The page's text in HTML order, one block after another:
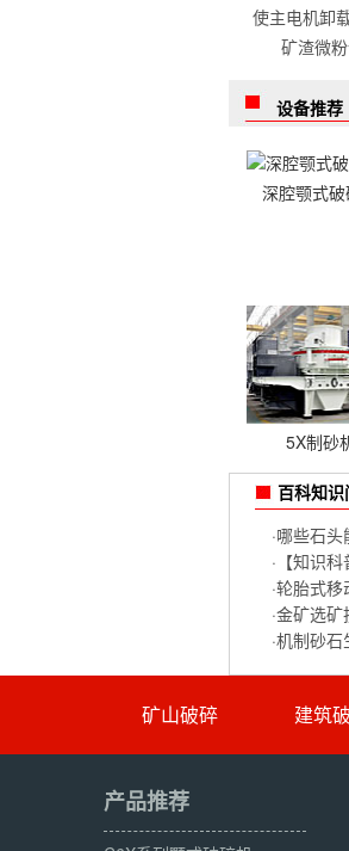
使主电机卸
矿渣微
设备推荐
深腔颚式
5X制砂
百科知识
·哪些石头
· 【知识
·轮胎式移
·金矿选矿
·机制砂石
矿山破碎 建筑
产品推荐